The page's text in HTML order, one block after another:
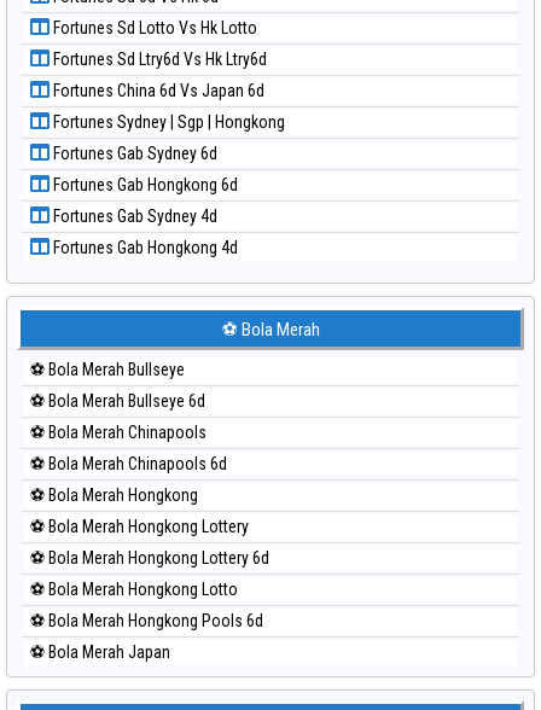
Paito Harian Magnum Cambodia
Paito Harian Nagoya
Paito Harian New York Midday
Paito Harian North Carolina Day
Paito Harian Pcso
Paito Harian Pennsylvania Day
Paito Harian Sao Paulo
Paito Harian Singapore
Paito Harian Sydney
Paito Harian Sydney Lottery
Paito Harian Sydney Lottery 6d
Paito Harian Sydney Lotto
Paito Harian Sydney Pools 6d
Paito Harian Taipei
Paito Harian Taiwan
Fortunes Sd Lotto Vs Hk Lotto
Fortunes Sd Ltry6d Vs Hk Ltry6d
Fortunes China 6d Vs Japan 6d
Fortunes Sydney | Sgp | Hongkong
Fortunes Gab Sydney 6d
Fortunes Gab Hongkong 6d
Fortunes Gab Sydney 4d
Fortunes Gab Hongkong 4d
⚽ Bola Merah
⚽ Bola Merah Bullseye
⚽ Bola Merah Bullseye 6d
⚽ Bola Merah Chinapools
⚽ Bola Merah Chinapools 6d
⚽ Bola Merah Hongkong
⚽ Bola Merah Hongkong Lottery
⚽ Bola Merah Hongkong Lottery 6d
⚽ Bola Merah Hongkong Lotto
⚽ Bola Merah Hongkong Pools 6d
⚽ Bola Merah Japan
⚽ Bola Merah Japan 6d